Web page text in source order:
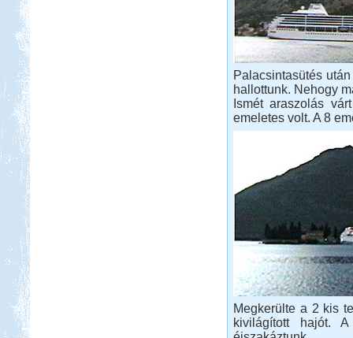
Palacsintasütés
hallottunk. Nehogy
Ismét araszolás
emeletes volt. A 8
Megkerülte a 2 kis
kivilágított hajót.